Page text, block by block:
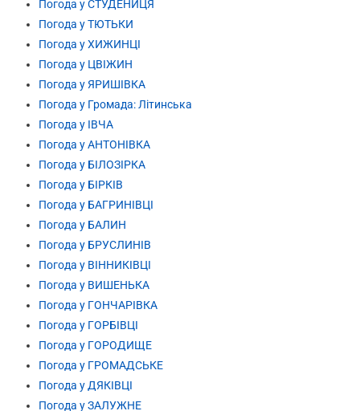
Погода у СТУДЕНИЦЯ
Погода у ТЮТЬКИ
Погода у ХИЖИНЦІ
Погода у ЦВІЖИН
Погода у ЯРИШІВКА
Погода у Громада: Літинська
Погода у ІВЧА
Погода у АНТОНІВКА
Погода у БІЛОЗІРКА
Погода у БІРКІВ
Погода у БАГРИНІВЦІ
Погода у БАЛИН
Погода у БРУСЛИНІВ
Погода у ВІННИКІВЦІ
Погода у ВИШЕНЬКА
Погода у ГОНЧАРІВКА
Погода у ГОРБІВЦІ
Погода у ГОРОДИЩЕ
Погода у ГРОМАДСЬКЕ
Погода у ДЯКІВЦІ
Погода у ЗАЛУЖНЕ